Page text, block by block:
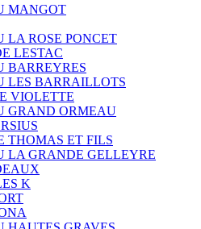
MANGOT
LA ROSE PONCET
LESTAC
BARREYRES
LES BARRAILLOTS
VIOLETTE
GRAND ORMEAU
THOMAS ET FILS
LA GRANDE GELLEYRE
K